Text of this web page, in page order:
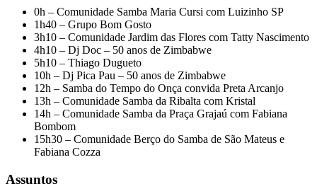
0h – Comunidade Samba Maria Cursi com Luizinho SP
1h40 – Grupo Bom Gosto
3h10 – Comunidade Jardim das Flores com Tatty Nascimento
4h10 – Dj Doc – 50 anos de Zimbabwe
5h10 – Thiago Dugueto
10h – Dj Pica Pau – 50 anos de Zimbabwe
12h – Samba do Tempo do Onça convida Preta Arcanjo
13h – Comunidade Samba da Ribalta com Kristal
14h – Comunidade Samba da Praça Grajaú com Fabiana
Bombom
15h30 – Comunidade Berço do Samba de São Mateus e
Fabiana Cozza
Assuntos